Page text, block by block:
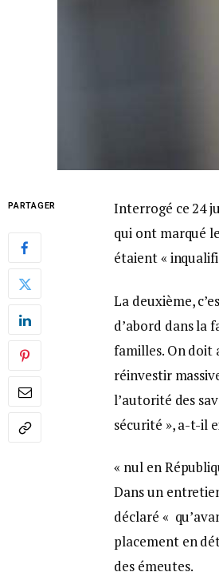
PARTAGER
Interrogé ce 24
qui ont marqué
étaient «
La deuxième,
d’abord dans la
familles. On doit
réinvestir
l’autorité des
sécurité », a-t-il
« nul en
Dans un
déclaré «
placement en
des émeutes.